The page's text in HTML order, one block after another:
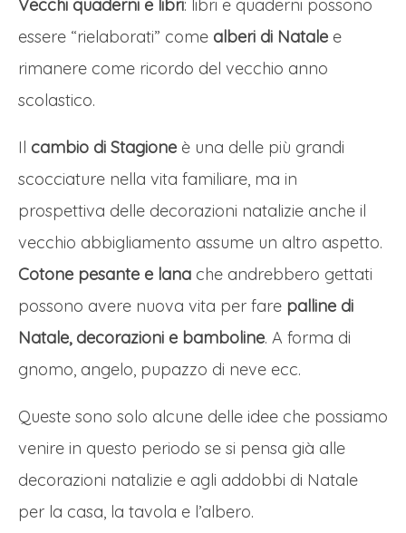
Vecchi quaderni e libri: libri e quaderni possono
essere “rielaborati” come alberi di Natale e
rimanere come ricordo del vecchio anno
scolastico.
Il cambio di Stagione è una delle più grandi
scocciature nella vita familiare, ma in
prospettiva delle decorazioni natalizie anche il
vecchio abbigliamento assume un altro aspetto.
Cotone pesante e lana che andrebbero gettati
possono avere nuova vita per fare palline di
Natale, decorazioni e bamboline. A forma di
gnomo, angelo, pupazzo di neve ecc.
Queste sono solo alcune delle idee che possiamo
venire in questo periodo se si pensa già alle
decorazioni natalizie e agli addobbi di Natale
per la casa, la tavola e l’albero.